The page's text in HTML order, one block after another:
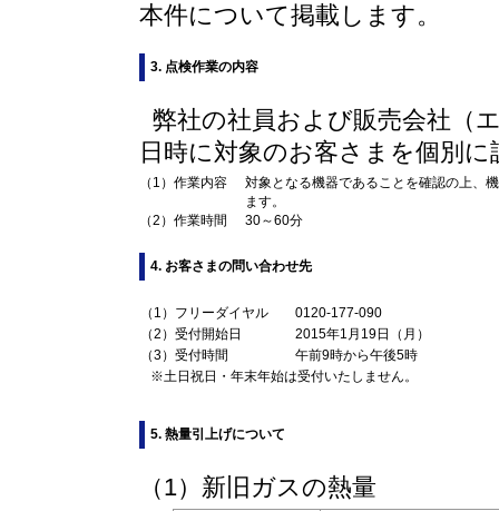
本件について掲載します。
3. 点検作業の内容
弊社の社員および販売会社（
日時に対象のお客さまを個別
（1） 作業内容
対象となる機器であることを確認の上、
ます。
（2） 作業時間 30～60分
4. お客さまの問い合わせ先
（1）フリーダイヤル
0120-177-090
（2）受付開始日
2015年1月19日（月）
（3）受付時間
午前9時から午後5時
※土日祝日・年末年始は受付いたしません。
5. 熱量引上げについて
（1）新旧ガスの熱量